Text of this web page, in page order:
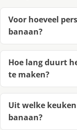
Voor hoeveel
banaan?
Hoe lang duurt
te maken?
Uit welke
banaan?